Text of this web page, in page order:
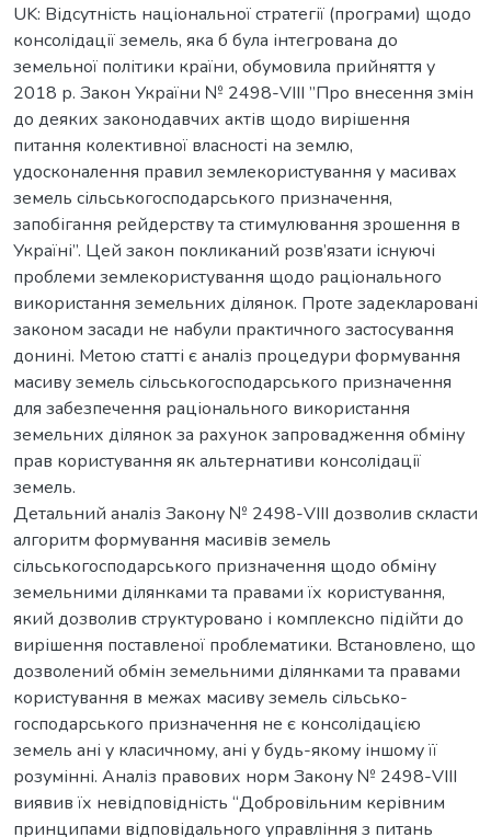
UK: Відсутність національної стратегії (програми) щодо
консолідації земель, яка б була інтегрована до
земельної політики країни, обумовила прийняття у
2018 р. Закон України № 2498-VIII ”Про внесення змін
до деяких законодавчих актів щодо вирішення
питання колективної власності на землю,
удосконалення правил землекористування у масивах
земель сільськогосподарського призначення,
запобігання рейдерству та стимулювання зрошення в
Україні”. Цей закон покликаний розв’язати існуючі
проблеми землекористування щодо раціонального
використання земельних ділянок. Проте задекларовані
законом засади не набули практичного застосування
донині. Метою статті є аналіз процедури формування
масиву земель сільськогосподарського призначення
для забезпечення раціонального використання
земельних ділянок за рахунок запровадження обміну
прав користування як альтернативи консолідації
земель.
Детальний аналіз Закону № 2498-VIII дозволив скласти
алгоритм формування масивів земель
сільськогосподарського призначення щодо обміну
земельними ділянками та правами їх користування,
який дозволив структуровано і комплексно підійти до
вирішення поставленої проблематики. Встановлено, що
дозволений обмін земельними ділянками та правами
користування в межах масиву земель сільсько-
господарського призначення не є консолідацією
земель ані у класичному, ані у будь-якому іншому її
розумінні. Аналіз правових норм Закону № 2498-VIII
виявив їх невідповідність “Добровільним керівним
принципами відповідального управління з питань